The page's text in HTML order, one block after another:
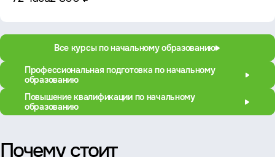
Все курсы по начальному образованию
Профессиональная подготовка по начальному
образованию
Повышение квалификации по начальному
образованию
Почему стоит